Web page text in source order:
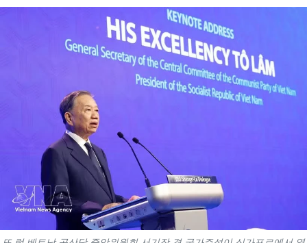
스포츠
과학기술
사진
비디오
인포그래픽
메가스토리